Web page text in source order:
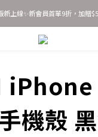
新上線✨新會員首單9折，加贈
新上線✨新會員首單9折，加贈
優惠碼 JOINSASABELLA 享首
新上線✨新會員首單9折，加贈
機殼